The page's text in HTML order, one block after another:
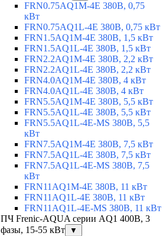
FRN0.75AQ1M-4E 380В, 0,75
кВт
FRN0.75AQ1L-4E 380В, 0,75 кВт
FRN1.5AQ1M-4E 380В, 1,5 кВт
FRN1.5AQ1L-4E 380В, 1,5 кВт
FRN2.2AQ1M-4E 380В, 2,2 кВт
FRN2.2AQ1L-4E 380В, 2,2 кВт
FRN4.0AQ1M-4E 380В, 4 кВт
FRN4.0AQ1L-4E 380В, 4 кВт
FRN5.5AQ1M-4E 380В, 5,5 кВт
FRN5.5AQ1L-4E 380В, 5,5 кВт
FRN5.5AQ1L-4E-MS 380В, 5,5
кВт
FRN7.5AQ1M-4E 380В, 7,5 кВт
FRN7.5AQ1L-4E 380В, 7,5 кВт
FRN7.5AQ1L-4E-MS 380В, 7,5
кВт
FRN11AQ1M-4E 380В, 11 кВт
FRN11AQ1L-4E 380В, 11 кВт
FRN11AQ1L-4E-MS 380В, 11 кВт
ПЧ Frenic-AQUA серии AQ1 400В, 3
фазы, 15-55 кВт
▼